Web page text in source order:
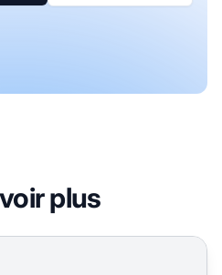
plus
Liens d'Affiliation